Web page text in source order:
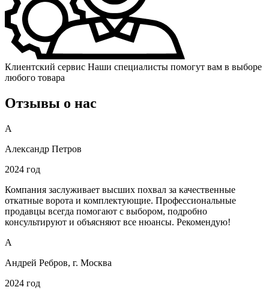
Клиентский сервис Наши специалисты помогут вам в выборе
любого товара
Отзывы о нас
А
Александр Петров
2024 год
Компания заслуживает высших похвал за качественные
откатные ворота и комплектующие. Профессиональные
продавцы всегда помогают с выбором, подробно
консультируют и объясняют все нюансы. Рекомендую!
А
Андрей Ребров, г. Москва
2024 год